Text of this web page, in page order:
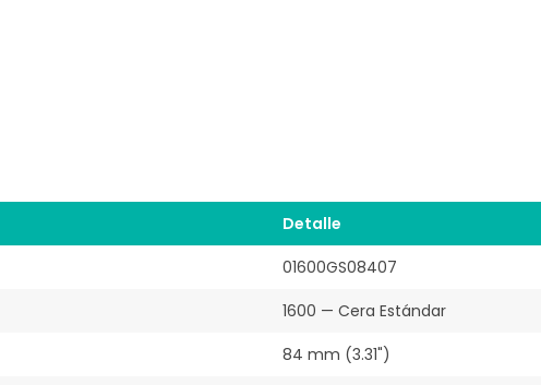
Detalle
01600GS08407
1600 — Cera Estándar
84 mm (3.31")